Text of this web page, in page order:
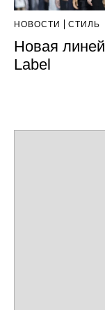
НОВОСТИ СТИЛЬ
Новая
Label